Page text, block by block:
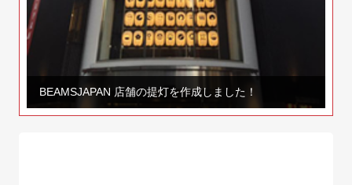
BEAMSJAPAN 店舗の提灯を作成しました！